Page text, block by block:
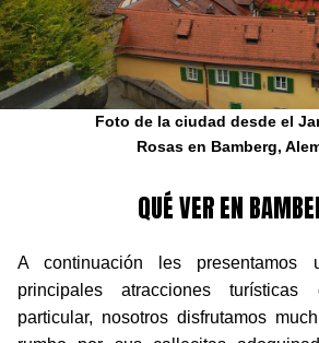
Foto de la ciudad desde el
Rosas en Bamberg,
QUÉ VER EN
principales atracciones
particular, nosotros disfrutamos
rumbo por sus callecitas